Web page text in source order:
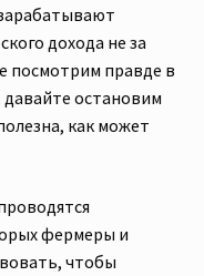
дохода не за
посмотрим правде в
давайте остановим
как может
фермеры и
чтобы